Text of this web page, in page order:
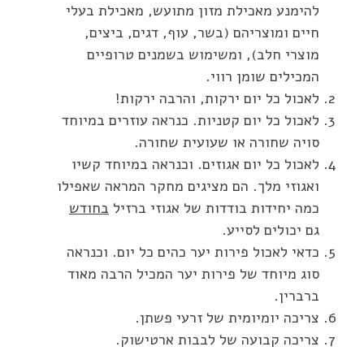
להימנע מאכילת מזון מתועש, מאכילת בעלי
חיים ומוצריהם (בשר, עוף, דגים, ביצים,
מוצרי חלב), ומשימוש בשמנים טרופיים
המכילים שומן רווי.
לאכול כל יום ירקות, והרבה ירקות!
לאכול כל יום קטניות. כנראה עוזרים במיוחד
סויה שחורה או שעועית שחורה.
לאכול כל יום אגוזים. וכנראה במיוחד קשיו
ואגוזי מלך. הם מציגים מחקר המראה שאפילו
כמה יחידות בודדות של אגוזי ברזיל בחודש
גם יכולים לסייע.
כדאי לאכול פירות יער כהים כל יום. וכנראה
סוג מיוחד של פירות יער המכיל הרבה מאוד
ברברין.
צריכה יומיומית של זרעי פשתן.
צריכה קבועה של לבבות ארטישוק.